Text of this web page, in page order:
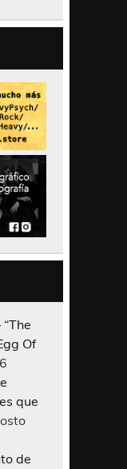
Of
que
de